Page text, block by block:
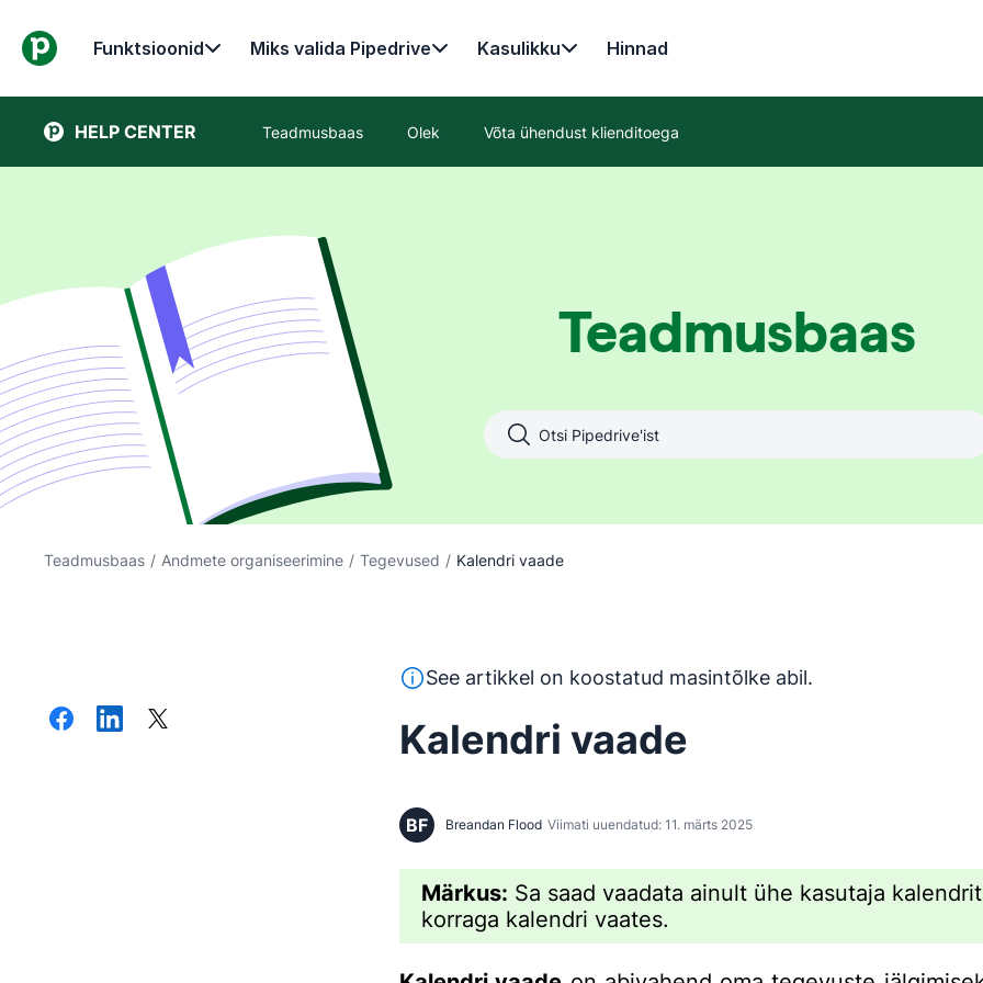
Funktsioonid Miks valida Pipedrive Kasulikku Hinnad
HELP CENTER Teadmusbaas Olek Võta ühendust klienditoega
Teadmusbaas
Teadmusbaas / Andmete organiseerimine / Tegevused / Kalendri vaade
See tekst on tõlgitud inglise keelest masintõlketööriistaga ja
See artikkel on koostatud masintõlke abil.
Kalendri vaade
BF Breandan Flood Viimati uuendatud: 11. märts 2025
Märkus: Sa saad vaadata ainult ühe kasutaja kalendrit
korraga kalendri vaates.